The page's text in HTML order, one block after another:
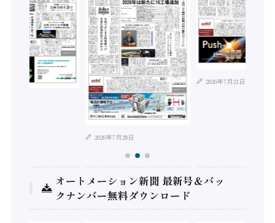
2026年7月28日
2026年7月21日
オートメーション新聞 最新号＆バッ
クナンバー無料ダウンロード